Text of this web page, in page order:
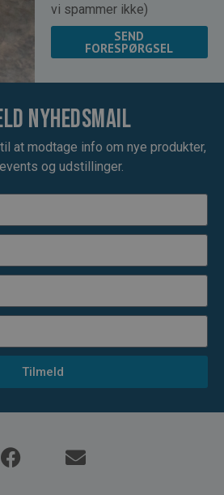
vi spammer ikke)
SEND
FORESPØRGSEL
nyhedsmail
at modtage info om nye produkter,
og udstillinger.
Tilmeld